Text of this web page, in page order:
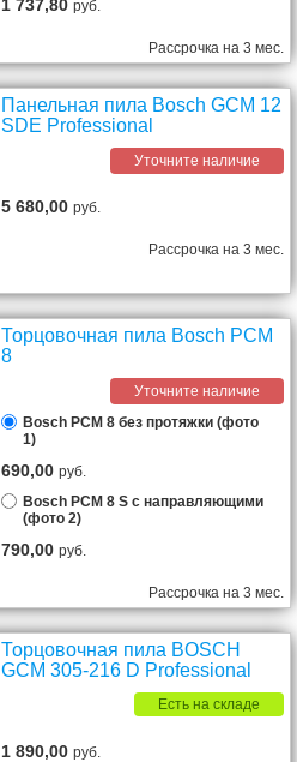
1 737,80руб.
Рассрочка на 3 мес.
Панельная пила Bosch GCM 12
SDE Professional
Уточните наличие
5 680,00руб.
Рассрочка на 3 мес.
Торцовочная пила Bosch PCM
8
Уточните наличие
Bosch PCM 8 без протяжки (фото
1)
690,00руб.
Bosch PCM 8 S с направляющими
(фото 2)
790,00руб.
Рассрочка на 3 мес.
Торцовочная пила BOSCH
GCM 305-216 D Professional
Есть на складе
1 890,00руб.